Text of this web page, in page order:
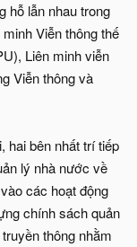
hỗ lẫn nhau trong
Viễn thông thế
Liên minh viễn
Viễn thông và
hai bên nhất trí tiếp
lý nhà nước về
các hoạt động
chính sách quản
thông nhằm